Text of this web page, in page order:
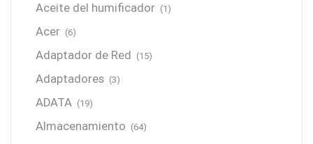
Aceite del humificador (1)
Acer (6)
Adaptador de Red (15)
Adaptadores (3)
ADATA (19)
Almacenamiento (64)